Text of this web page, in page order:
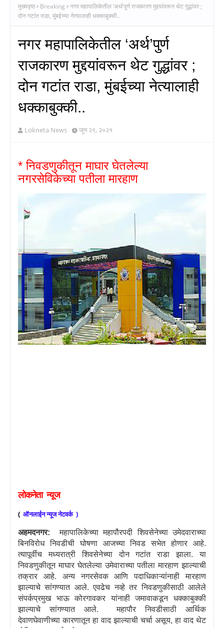
मुख्यपृष्ठ Breaking
नगर महापालिकेतील ‘अर्थ’पुर्ण राजकारण मुद्दयांवरून थेट गुद्धांवर ;
दोन गटांत राडा, मुंबईच्या नेत्यालाही धक्काबुक्की..
नगर महापालिकेतील ‘अर्थ’पुर्ण
राजकारण मुद्दयांवरून थेट गुद्धांवर ;
दोन गटांत राडा, मुंबईच्या नेत्यालाही
धक्काबुक्की..
Lokneta News जून २९, २०२१
* निवडणुकीतून माघार घेतलेल्या
नगरसेविकेच्या पतीला मारहाण
लोकनेता न्यूज
( ऑनलाईनन्यूजनेटवर्क)
अहमदनगर:
महापालिकेच्या महापौरपदी शिवसेनेच्या उमेदवाराच्या
बिनविरोध निवडीची घोषणा आजच्या निवड सभेत होणार आहे.
त्यापूर्वीच मध्यरात्री शिवसेनेच्या दोन गटांत राडा झाला. या
निवडणुकीतून माघार घेतलेल्या उमेवाराच्या पतीला मारहाण झाल्याची
तक्रार आहे. अन्य नगरसेवक आणि पदाधिकाऱ्यांनाही मारहाण
झाल्याचे सांगण्यात आले. एवढेच नव्हे तर निवडणुकीसाठी आलेले
संपर्कप्रमुख भाऊ कोरगावकर यांनाही जमावाकडून धक्काबुक्की
झाल्याचे सांगण्यात आले. महापौर निवडीसाठी आर्थिक
देवाणघेवाणीच्या कारणातून हा वाद झाल्याची चर्चा असूय,हा वाद थेट